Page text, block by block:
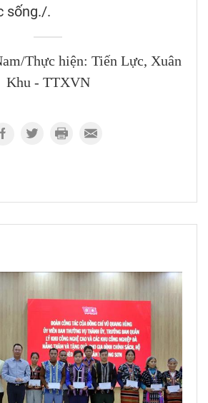
sống./.
Thực hiện: Tiến Lực, Xuân
Khu - TTXVN